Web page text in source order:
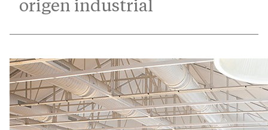
origen industrial